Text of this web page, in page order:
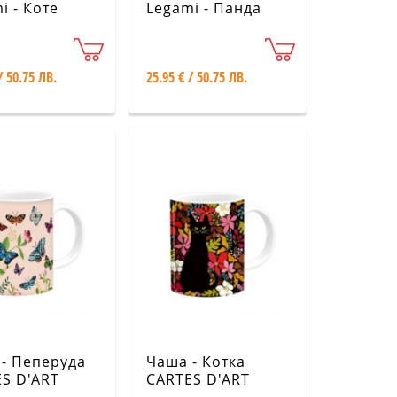
- Коте
50.75 ЛВ.
Legami - Панда
25.95 € / 50.75 ЛВ.
Пеперуда
D'ART
Чаша - Котка
CARTES D'ART